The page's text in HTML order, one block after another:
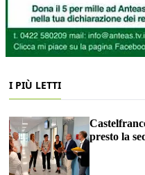
I PIÙ LETTI
presto la